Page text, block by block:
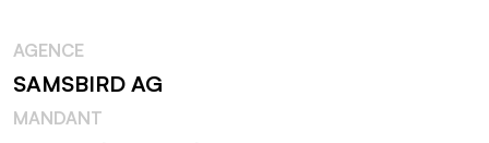
AGENCE
SAMSBIRD AG
MANDANT